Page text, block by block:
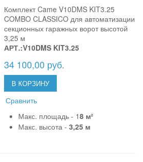
Комплект Came V10DMS KIT3.25
COMBO CLASSICO для автоматизации
секционных гаражных ворот высотой
3,25 м
АРТ.:V10DMS KIT3.25
34 100,00 руб.
В КОРЗИНУ
Сравнить
Макс. площадь - 18 м²
Макс. высота -3,25 м